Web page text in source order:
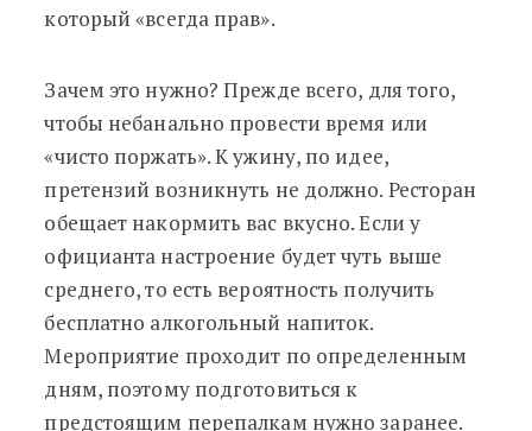
который «всегда прав».
Зачем это нужно? Прежде всего, для того,
чтобы небанально провести время или
«чисто поржать». К ужину, по идее,
претензий возникнуть не должно. Ресторан
обещает накормить вас вкусно. Если у
официанта настроение будет чуть выше
среднего, то есть вероятность получить
бесплатно алкогольный напиток.
Мероприятие проходит по определенным
дням, поэтому подготовиться к
предстоящим перепалкам нужно заранее.